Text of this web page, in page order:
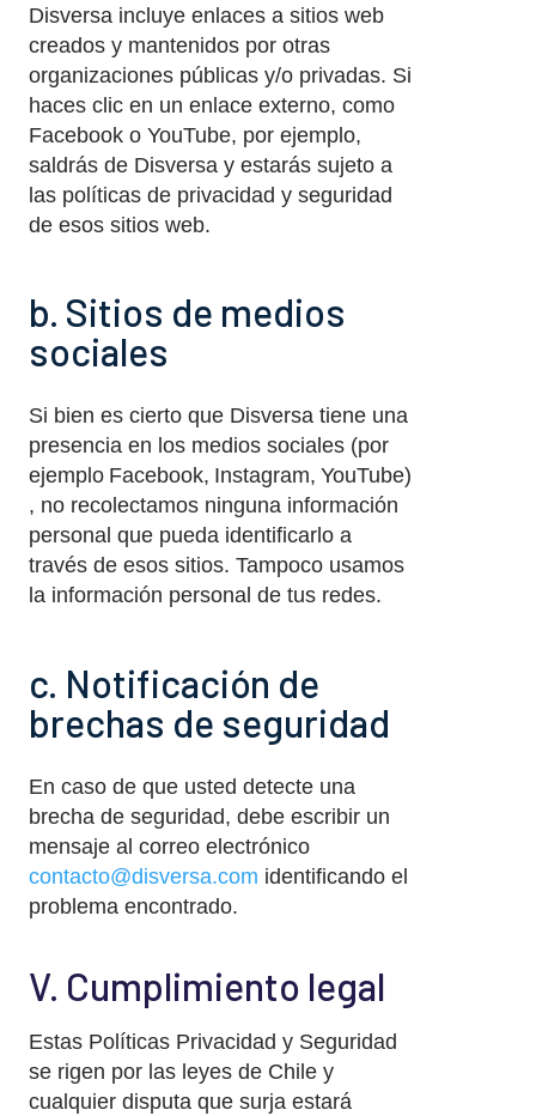
Disversa incluye enlaces a sitios web
creados y mantenidos por otras
organizaciones públicas y/o privadas. Si
haces clic en un enlace externo, como
Facebook o YouTube, por ejemplo,
saldrás de Disversa y estarás sujeto a
las políticas de privacidad y seguridad
de esos sitios web.
b. Sitios de medios
sociales
Si bien es cierto que Disversa tiene una
presencia en los medios sociales (por
ejemplo Facebook, Instagram, YouTube)
, no recolectamos ninguna información
personal que pueda identificarlo a
través de esos sitios. Tampoco usamos
la información personal de tus redes.
c. Notificación de
brechas de seguridad
En caso de que usted detecte una
brecha de seguridad, debe escribir un
mensaje al correo electrónico
contacto@disversa.com identificando el
problema encontrado.
V. Cumplimiento legal
Estas Políticas Privacidad y Seguridad
se rigen por las leyes de Chile y
cualquier disputa que surja estará